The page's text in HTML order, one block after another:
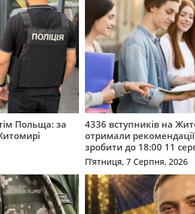
Польща: за
4336 вступників на
отримали
зробити до 18:00 11
П’ятниця, 7 Серпня, 2026